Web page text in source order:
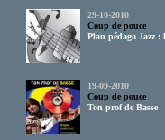
29-10-2010
Coup de pouce
Plan pédago Jazz :
19-09-2010
Coup de pouce
Ton prof de Basse